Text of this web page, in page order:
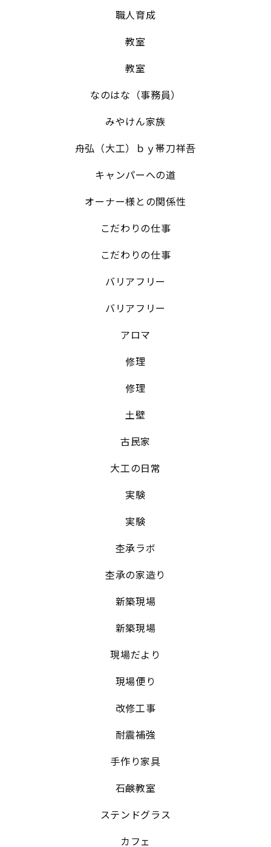
職人育成
教室
教室
なのはな（事務員）
みやけん家族
舟弘（大工）ｂｙ帯刀祥吾
キャンパーへの道
オーナー様との関係性
こだわりの仕事
こだわりの仕事
バリアフリー
バリアフリー
アロマ
修理
修理
土壁
古民家
大工の日常
実験
実験
杢承ラボ
杢承の家造り
新築現場
新築現場
現場だより
現場便り
改修工事
耐震補強
手作り家具
石鹸教室
ステンドグラス
カフェ